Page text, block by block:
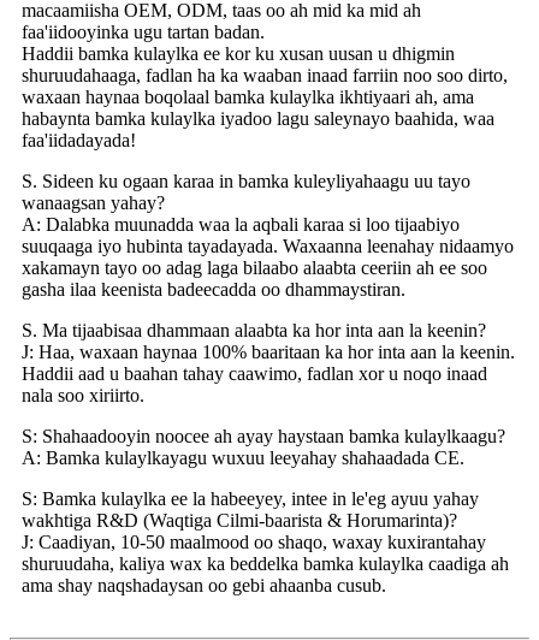
macaamiisha OEM, ODM, taas oo ah mid ka mid ah
faa'iidooyinka ugu tartan badan.
Haddii bamka kulaylka ee kor ku xusan uusan u dhigmin
shuruudahaaga, fadlan ha ka waaban inaad farriin noo soo dirto,
waxaan haynaa boqolaal bamka kulaylka ikhtiyaari ah, ama
habaynta bamka kulaylka iyadoo lagu saleynayo baahida, waa
faa'iidadayada!
S. Sideen ku ogaan karaa in bamka kuleyliyahaagu uu tayo
wanaagsan yahay?
A: Dalabka muunadda waa la aqbali karaa si loo tijaabiyo
suuqaaga iyo hubinta tayadayada. Waxaanna leenahay nidaamyo
xakamayn tayo oo adag laga bilaabo alaabta ceeriin ah ee soo
gasha ilaa keenista badeecadda oo dhammaystiran.
S. Ma tijaabisaa dhammaan alaabta ka hor inta aan la keenin?
J: Haa, waxaan haynaa 100% baaritaan ka hor inta aan la keenin.
Haddii aad u baahan tahay caawimo, fadlan xor u noqo inaad
nala soo xiriirto.
S: Shahaadooyin noocee ah ayay haystaan ​​bamka kulaylkaagu?
A: Bamka kulaylkayagu wuxuu leeyahay shahaadada CE.
S: Bamka kulaylka ee la habeeyey, intee in le'eg ayuu yahay
wakhtiga R&D (Waqtiga Cilmi-baarista & Horumarinta)?
J: Caadiyan, 10-50 maalmood oo shaqo, waxay kuxirantahay
shuruudaha, kaliya wax ka beddelka bamka kulaylka caadiga ah
ama shay naqshadaysan oo gebi ahaanba cusub.